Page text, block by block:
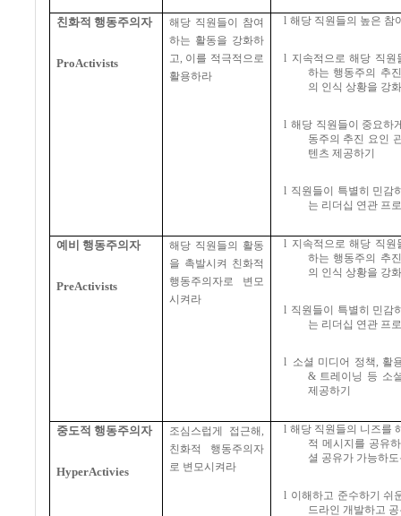
친화적 행동주의자
ProActivists
해당 직원들이 참여
하는 활동을 강화하
고, 이를 적극적으로
활용하라
l 해당 직원들의 높은 참
l 지속적으로 해당 직원
하는 행동주의 추
의 인식 상황을 강
l 해당 직원들이 중요하
동주의 추진 요인
텐츠 제공하기
l 직원들이 특별히 민감
는 리더십 연관 프
예비 행동주의자
PreActivists
해당 직원들의 활동
을 촉발시켜 친화적
행동주의자로 변모
시켜라
l 지속적으로 해당 직원
하는 행동주의 추
의 인식 상황을 강
l 직원들이 특별히 민감
는 리더십 연관 프
l 소셜 미디어 정책, 활
& 트레이닝 등 소
제공하기
중도적 행동주의자
HyperActivies
조심스럽게 접근해,
친화적 행동주의자
로 변모시켜라
l 해당 직원들의 니즈를
적 메시지를 공유
셜 공유가 가능하
l 이해하고 준수하기 쉬
드라인 개발하고